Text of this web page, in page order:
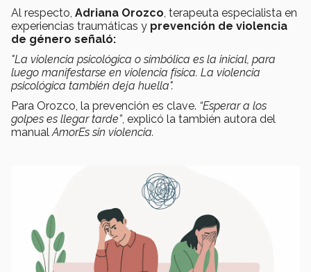
Al respecto, Adriana Orozco , terapeuta especialista en
experiencias traumáticas y prevención de violencia
de género señaló:
"La violencia psicológica o simbólica es la inicial, para
luego manifestarse en violencia física. La violencia
psicológica también deja huella".
Para Orozco, la prevención es clave. “Esperar a los
golpes es llegar tarde”, explicó la también autora del
manual AmorEs sin violencia.